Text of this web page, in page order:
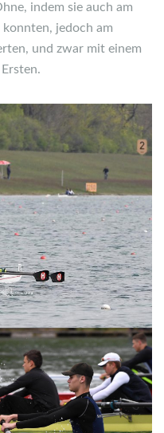
indem sie auch am
konnten, jedoch am
und zwar mit einem